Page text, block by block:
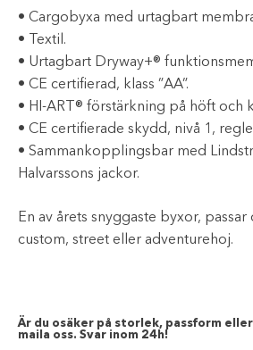
• Cargobyxa med urtagbart
• Textil.
• Urtagbart Dryway+®
• CE certifierad, klass ”AA”.
• HI-ART® förstärkning på höft och
• CE certifierade skydd, nivå 1,
• Sammankopplingsbar med
Halvarssons jackor.
En av årets snyggaste byxor,
custom, street eller adventurehoj.
Är du osäker på storlek, passform
maila oss. Svar inom 24h!